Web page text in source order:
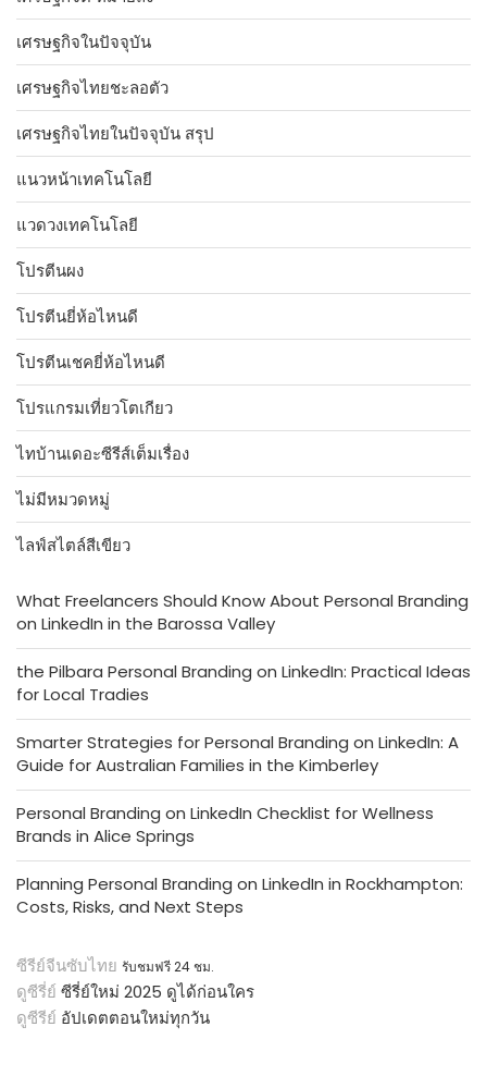
เศรษฐกิจในปัจจุบัน
เศรษฐกิจไทยชะลอตัว
เศรษฐกิจไทยในปัจจุบัน สรุป
แนวหน้าเทคโนโลยี
แวดวงเทคโนโลยี
โปรตีนผง
โปรตีนยี่ห้อไหนดี
โปรตีนเชคยี่ห้อไหนดี
โปรแกรมเที่ยวโตเกียว
ไทบ้านเดอะซีรีส์เต็มเรื่อง
ไม่มีหมวดหมู่
ไลฟ์สไตล์สีเขียว
What Freelancers Should Know About Personal Branding
on LinkedIn in the Barossa Valley
the Pilbara Personal Branding on LinkedIn: Practical Ideas
for Local Tradies
Smarter Strategies for Personal Branding on LinkedIn: A
Guide for Australian Families in the Kimberley
Personal Branding on LinkedIn Checklist for Wellness
Brands in Alice Springs
Planning Personal Branding on LinkedIn in Rockhampton:
Costs, Risks, and Next Steps
ซีรีย์จีนซับไทย รับชมฟรี 24 ชม.
ดูซีรี่ย์ ซีรี่ย์ใหม่ 2025 ดูได้ก่อนใคร
ดูซีรีย์ อัปเดตตอนใหม่ทุกวัน